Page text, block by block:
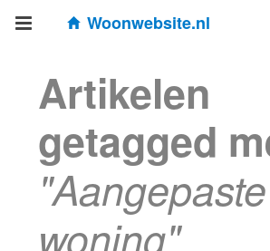
Woonwebsite.nl
Artikelen
getagged
"Aangepaste
woning"